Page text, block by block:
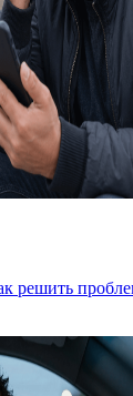
решить